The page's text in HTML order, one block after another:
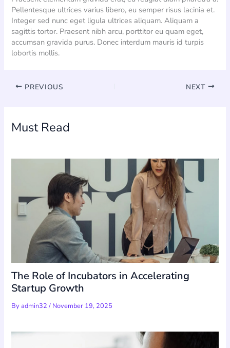
Pellentesque ultrices varius libero, eu semper risus lacinia et.
Integer sed nunc eget ligula ultrices aliquam. Aliquam a
sagittis tortor. Praesent nibh arcu, porttitor eu quam eget,
accumsan gravida purus. Donec interdum mauris id turpis
lobortis mollis.
PREVIOUS NEXT
Must Read
The Role of Incubators in Accelerating
Startup Growth
Byadmin32/ November 19, 2025